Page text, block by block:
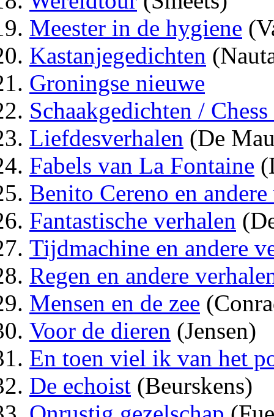
Meester in de hygiene
Kastanjegedichten
Groningse nieuwe
Schaakgedichten /
Liefdesverhalen (De
Fabels van La Fontaine
Benito Cereno en
Fantastische verhalen
Tijdmachine en andere
Regen en andere
Mensen en de zee
Voor de dieren (Jensen)
En toen viel ik van het
De echoist (Beurskens)